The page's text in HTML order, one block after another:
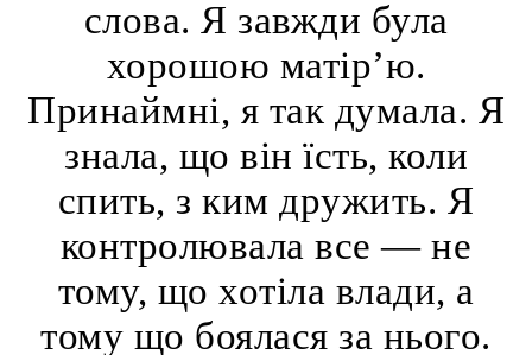
слова. Я завжди була
хорошою матір’ю.
Принаймні, я так думала. Я
знала, що він їсть, коли
спить, з ким дружить. Я
контролювала все — не
тому, що хотіла влади, а
тому що боялася за нього.